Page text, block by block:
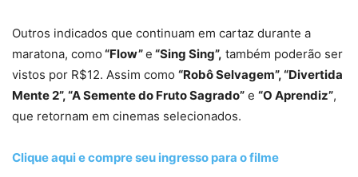
Outros indicados que continuam em cartaz durante a
maratona, como “Flow”e “Sing Sing”, também poderão ser
vistos por R$12. Assim como “Robô Selvagem”, “Divertida
Mente 2”, “A Semente do Fruto Sagrado” e “O Aprendiz”,
que retornam em cinemas selecionados.
Clique aqui e compre seu ingresso para o filme